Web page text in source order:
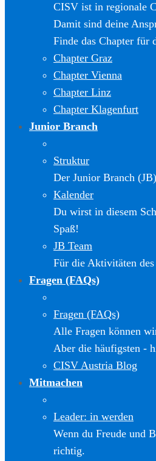
CISV ist in regionale
Damit sind deine
Finde das Chapter für
Chapter Graz
Chapter Vienna
Chapter Linz
Chapter Klagenfurt
Junior Branch
Struktur
Der Junior Branch
Kalender
Du wirst in diesem
Spaß!
JB Team
Für die Aktivitäten
Fragen (FAQs)
Fragen (FAQs)
Alle Fragen können
Aber die häufigsten -
CISV Austria Blog
Mitmachen
Leader: in werden
Wenn du Freude und
richtig.